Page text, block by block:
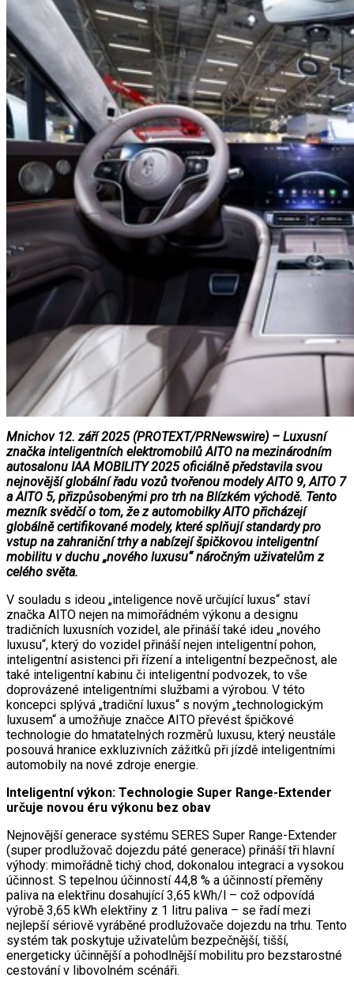
Mnichov 12. září 2025 (PROTEXT/PRNewswire) – Luxusní
značka inteligentních elektromobilů AITO na mezinárodním
autosalonu IAA MOBILITY 2025 oficiálně představila svou
nejnovější globální řadu vozů tvořenou modely AITO 9, AITO 7
a AITO 5, přizpůsobenými pro trh na Blízkém východě. Tento
mezník svědčí o tom, že z automobilky AITO přicházejí
globálně certifikované modely, které splňují standardy pro
vstup na zahraniční trhy a nabízejí špičkovou inteligentní
mobilitu v duchu „nového luxusu“ náročným uživatelům z
celého světa.
V souladu s ideou „inteligence nově určující luxus“ staví
značka AITO nejen na mimořádném výkonu a designu
tradičních luxusních vozidel, ale přináší také ideu „nového
luxusu“, který do vozidel přináší nejen inteligentní pohon,
inteligentní asistenci při řízení a inteligentní bezpečnost, ale
také inteligentní kabinu či inteligentní podvozek, to vše
doprovázené inteligentními službami a výrobou. V této
koncepci splývá „tradiční luxus“ s novým „technologickým
luxusem“ a umožňuje značce AITO převést špičkové
technologie do hmatatelných rozměrů luxusu, který neustále
posouvá hranice exkluzivních zážitků při jízdě inteligentními
automobily na nové zdroje energie.
Inteligentní výkon: Technologie Super Range-Extender
určuje novou éru výkonu bez obav
Nejnovější generace systému SERES Super Range-Extender
(super prodlužovač dojezdu páté generace) přináší tři hlavní
výhody: mimořádně tichý chod, dokonalou integraci a vysokou
účinnost. S tepelnou účinností 44,8 % a účinností přeměny
paliva na elektřinu dosahující 3,65 kWh/l – což odpovídá
výrobě 3,65 kWh elektřiny z 1 litru paliva – se řadí mezi
nejlepší sériově vyráběné prodlužovače dojezdu na trhu. Tento
systém tak poskytuje uživatelům bezpečnější, tišší,
energeticky účinnější a pohodlnější mobilitu pro bezstarostné
cestování v libovolném scénáři.